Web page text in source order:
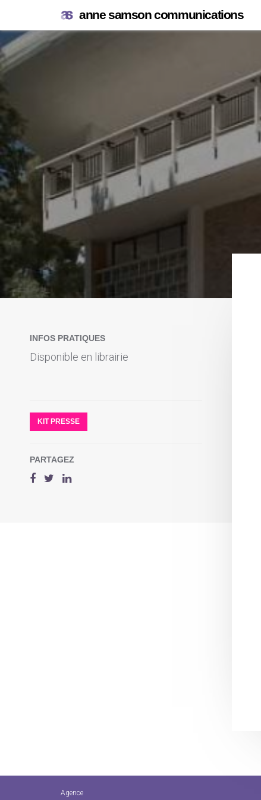
anne samson communications
INFOS PRATIQUES
Disponible en librairie
KIT PRESSE
PARTAGEZ
Agence